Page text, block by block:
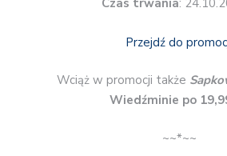
Czas trwania:
Przejdź do
Wciąż w promocji także
Wiedźminie po
~~*~~